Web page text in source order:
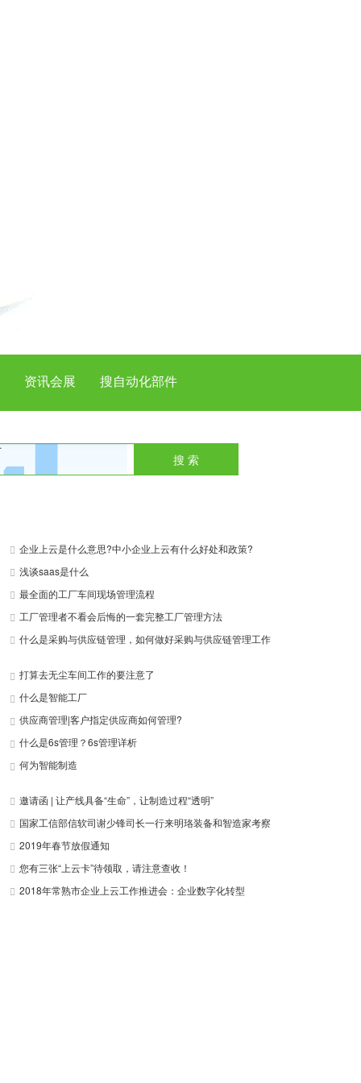
资讯会展 搜自动化部件
搜 索
企业上云是什么意思?中小企业上云有什么好处和政策?
浅谈saas是什么
最全面的工厂车间现场管理流程
工厂管理者不看会后悔的一套完整工厂管理方法
什么是采购与供应链管理，如何做好采购与供应链管理工作
打算去无尘车间工作的要注意了
什么是智能工厂
供应商管理|客户指定供应商如何管理?
什么是6s管理？6s管理详析
何为智能制造
邀请函 | 让产线具备“生命”，让制造过程“透明”
国家工信部信软司谢少锋司长一行来明珞装备和智造家考察
2019年春节放假通知
您有三张“上云卡”待领取，请注意查收！
2018年常熟市企业上云工作推进会：企业数字化转型